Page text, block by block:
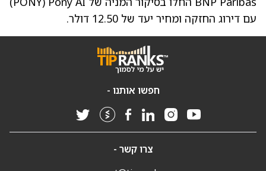
עם דירוג החזקה ומחיר יעד של 12.50 דולר.
חפשו אותנו -
צרו קשר -